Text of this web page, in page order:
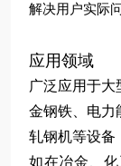
解决用户实际
应用领域
广泛应用于
金钢铁、电力
轧钢机等设备
如在冶金、